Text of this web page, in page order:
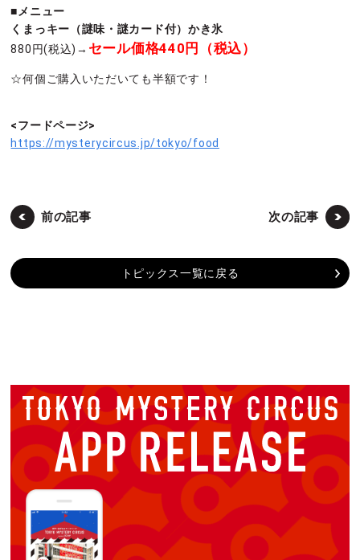
■メニュー
くまっキー（謎味・謎カード付）かき氷
880円(税込)→ セール価格440円（税込）
☆何個ご購入いただいても半額です！
<フードページ>
https://mysterycircus.jp/tokyo/food
前の記事 次の記事
トピックス一覧に戻る